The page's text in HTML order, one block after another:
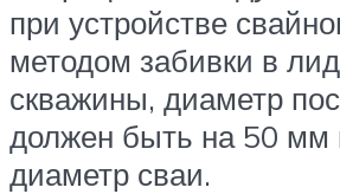
при устройстве
методом забивки в
скважины, диаметр
должен быть на 50
диаметр сваи.